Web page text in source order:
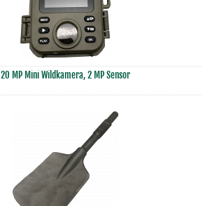
20 MP Mini Wildkamera, 2 MP Sensor